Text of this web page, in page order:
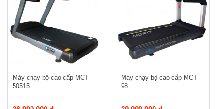
Máy chạy bộ cao cấp MCT
50515
Máy chạy bộ cao cấp MCT
98